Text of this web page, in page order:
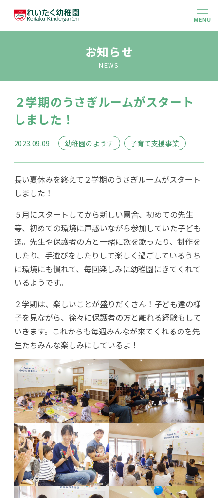
MENU
幼稚園のこと
大切にしていること
幼稚園での生活
未就園児クラス
入園のご案内
お知らせ
NEWS
２学期のうさぎルームがスタート
しました！
2023.09.09 幼稚園のようす 子育て支援事業
長い夏休みを終えて２学期のうさぎルームがスタート
しました！
５月にスタートしてから新しい園舎、初めての先生
等、初めての環境に戸惑いながら参加していた子ども
達。先生や保護者の方と一緒に歌を歌ったり、制作を
したり、手遊びをしたりして楽しく過ごしているうち
に環境にも慣れて、毎回楽しみに幼稚園にきてくれて
いるようです。
２学期は、楽しいことが盛りだくさん！子ども達の様
子を見ながら、徐々に保護者の方と離れる経験もして
いきます。これからも毎週みんなが来てくれるのを先
生たちみんな楽しみにしているよ！